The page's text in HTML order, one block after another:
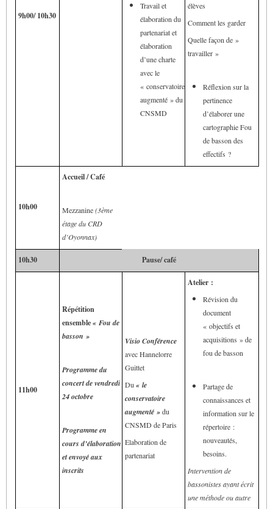
9h00/ 10h30
Travail et
élaboration du
partenariat et
élaboration
d’une charte
avec le
« conservatoire
augmenté » du
CNSMD
élèves
Comment les garder
Quelle façon de »
travailler »
Réflexion sur la
pertinence
d’élaborer une
cartographie Fou
de basson des
effectifs ?
10h00
Accueil/ Café
Mezzanine(3ème
étage du CRD
d’Oyonnax)
10h30 Pause/ café
11h00
Répétition
ensemble« Fou de
basson »
Programme du
concert de vendredi
24 octobre
Programme en
cours d’élaboration
et envoyé aux
inscrits
Visio Conférence
avec Hannelorre
Guittet
Du« le
conservatoire
augmenté »du
CNSMD de Paris
Elaboration de
partenariat
Atelier :
Révision du
document
« objectifs et
acquisitions » de
fou de basson
Partage de
connaissances et
information sur le
répertoire :
nouveautés,
besoins.
Intervention de
bassonistes ayant écrit
une méthode ou autre